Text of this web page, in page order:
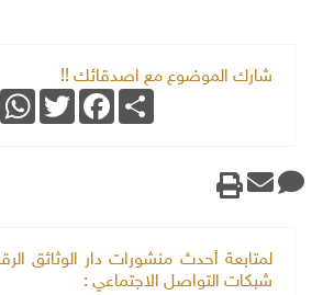
شارك الموضوع مع اصدقائك !!
Share
Facebook
Twitter
لمتابعة أحدث منشورات دار الوثائق
شبكات التواصل الاجتماعي :